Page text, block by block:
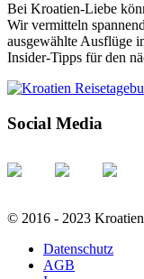
Bei Kroatien-Liebe
Wir vermitteln
ausgewählte Ausflüge
Insider-Tipps für den
Social Media
© 2016 - 2023
Datenschutz
AGB